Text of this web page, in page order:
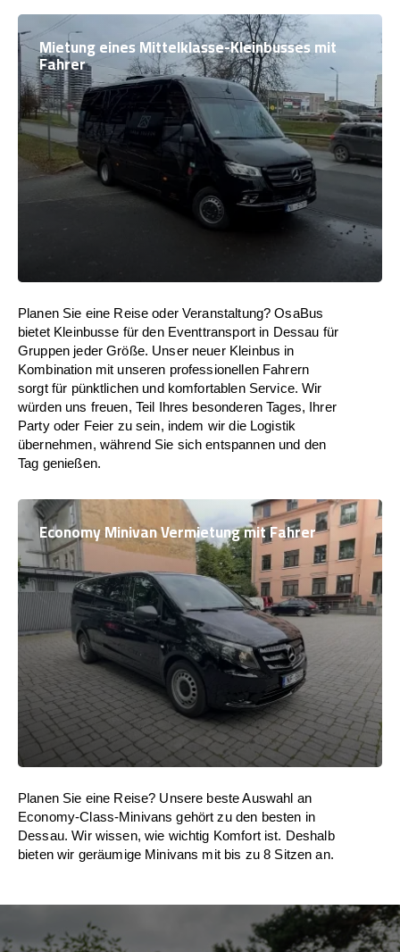
Mietung eines Mittelklasse-Kleinbusses mit
Fahrer
Planen Sie eine Reise oder Veranstaltung? OsaBus
bietet Kleinbusse für den Eventtransport in Dessau für
Gruppen jeder Größe. Unser neuer Kleinbus in
Kombination mit unseren professionellen Fahrern
sorgt für pünktlichen und komfortablen Service. Wir
würden uns freuen, Teil Ihres besonderen Tages, Ihrer
Party oder Feier zu sein, indem wir die Logistik
übernehmen, während Sie sich entspannen und den
Tag genießen.
Economy Minivan Vermietung mit Fahrer
Planen Sie eine Reise? Unsere beste Auswahl an
Economy-Class-Minivans gehört zu den besten in
Dessau. Wir wissen, wie wichtig Komfort ist. Deshalb
bieten wir geräumige Minivans mit bis zu 8 Sitzen an.